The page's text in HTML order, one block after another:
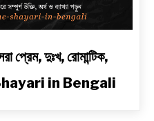
প্রেম, দুঃখ, রোমান্টিক,
Shayari in Bengali